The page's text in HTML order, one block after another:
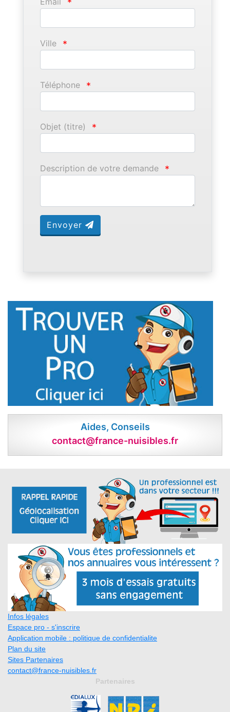
*
Ville *
Téléphone *
Objet (titre) *
Description de votre demande *
Envoyer
Aides, Conseils
contact@france-nuisibles.fr
Infos légales
Espace pro - s'inscrire
Application mobile : politique de confidentialite
Plan du site
Sites Partenaires
contact@france-nuisibles.fr
Partenaires